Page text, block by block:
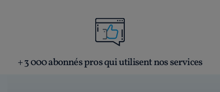
+ 3 000 abonnés pros qui utilisent nos services